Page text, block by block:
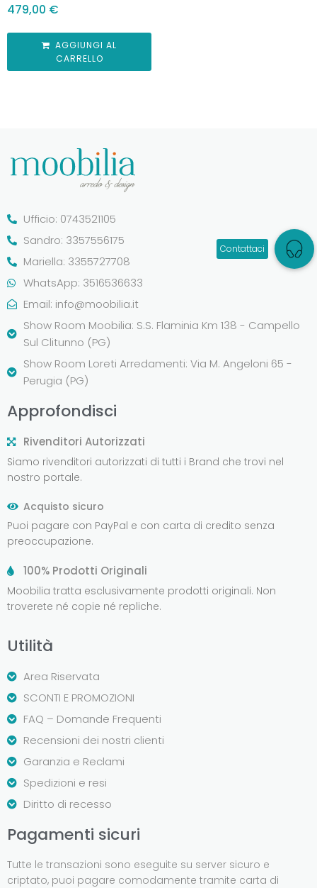
479,00 €
AGGIUNGI AL
CARRELLO
Ufficio: 0743521105
Sandro: 3357556175
Mariella: 3355727708
WhatsApp: 3516536633
Email: info@moobilia.it
Show Room Moobilia: S.S. Flaminia Km 138 - Campello
Sul Clitunno (PG)
Show Room Loreti Arredamenti: Via M. Angeloni 65 -
Perugia (PG)
Approfondisci
Rivenditori Autorizzati
Siamo rivenditori autorizzati di tutti i Brand che trovi nel
nostro portale.
Acquisto sicuro
Puoi pagare con PayPal e con carta di credito senza
preoccupazione.
100% Prodotti Originali
Moobilia tratta esclusivamente prodotti originali. Non
troverete né copie né repliche.
Utilità
Area Riservata
SCONTI E PROMOZIONI
FAQ – Domande Frequenti
Recensioni dei nostri clienti
Garanzia e Reclami
Spedizioni e resi
Diritto di recesso
Pagamenti sicuri
Tutte le transazioni sono eseguite su server sicuro e
criptato, puoi pagare comodamente tramite carta di